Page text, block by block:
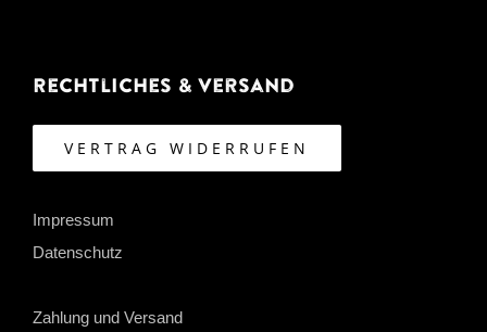
Rechtliches & Versand
VERTRAG WIDERRUFEN
Impressum
Datenschutz
Zahlung und Versand